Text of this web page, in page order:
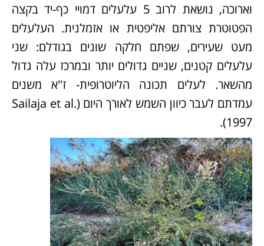
וארוכה, נושאת לרוב 5 עלעלים דמויי כף-יד בקצה
הפטוטרת צורתם אליפטית או אזמלנית. העלעלים
מעט שעירים, שפתם חלקה שונים בגודלם: שני
עלעלים קטנים, שניים גדולים יותר ובמרכז עלה גדול
מהשאר. לעלים תכונה הליוטרופית- ז"א משנים
עמדתם לעבר כיוון השמש לאורך היום (Sailaja et al.
1997).